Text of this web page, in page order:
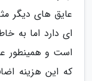
عایق های دیگر
ای دارد اما به
است و همینطور
که این هزینه